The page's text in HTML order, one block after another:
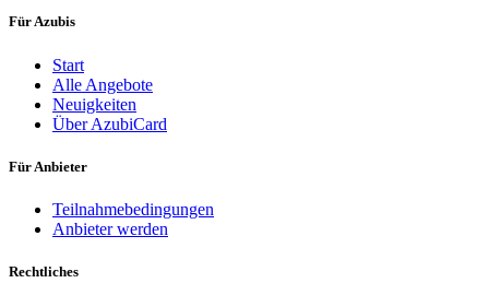
Für Azubis
Start
Alle Angebote
Neuigkeiten
Über AzubiCard
Für Anbieter
Teilnahmebedingungen
Anbieter werden
Rechtliches